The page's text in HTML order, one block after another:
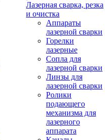
Лазерная сварка, резка
и очистка
Аппараты
лазерной сварки
Горелки
лазерные
Сопла для
лазерной сварки
Линзы для
лазерной сварки
Ролики
подающего
механизма для
лазерного
аппарата